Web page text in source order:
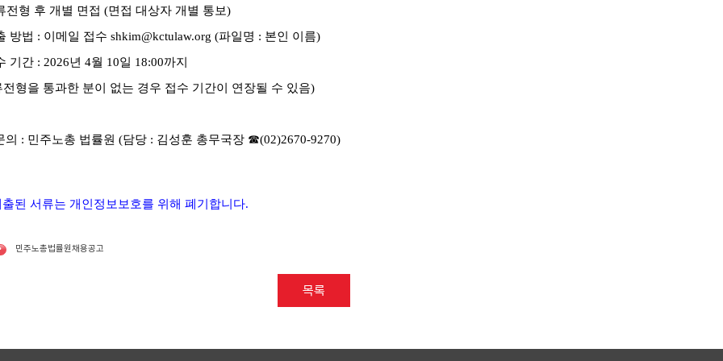
전형 후 개별 면접 (면접 대상자 개별 통보)
방법 : 이메일 접수 shkim@kctulaw.org (파일명 : 본인 이름)
기간 : 2026년 4월 10일 18:00까지
전형을 통과한 분이 없는 경우 접수 기간이 연장될 수 있음)
의 : 민주노총 법률원 (담당 : 김성훈 총무국장 ☎(02)2670-9270)
출된 서류는 개인정보보호를 위해 폐기합니다.
민주노총법률원채용공고
목록